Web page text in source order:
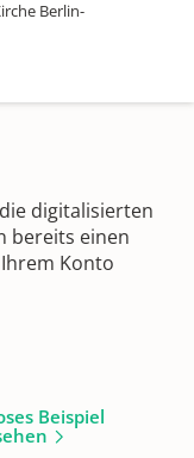
Berlin-
digitalisierten
bereits einen
Konto
Beispiel